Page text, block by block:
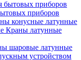
приборов
конусные латунные
Краны латунные
шаровые латунные